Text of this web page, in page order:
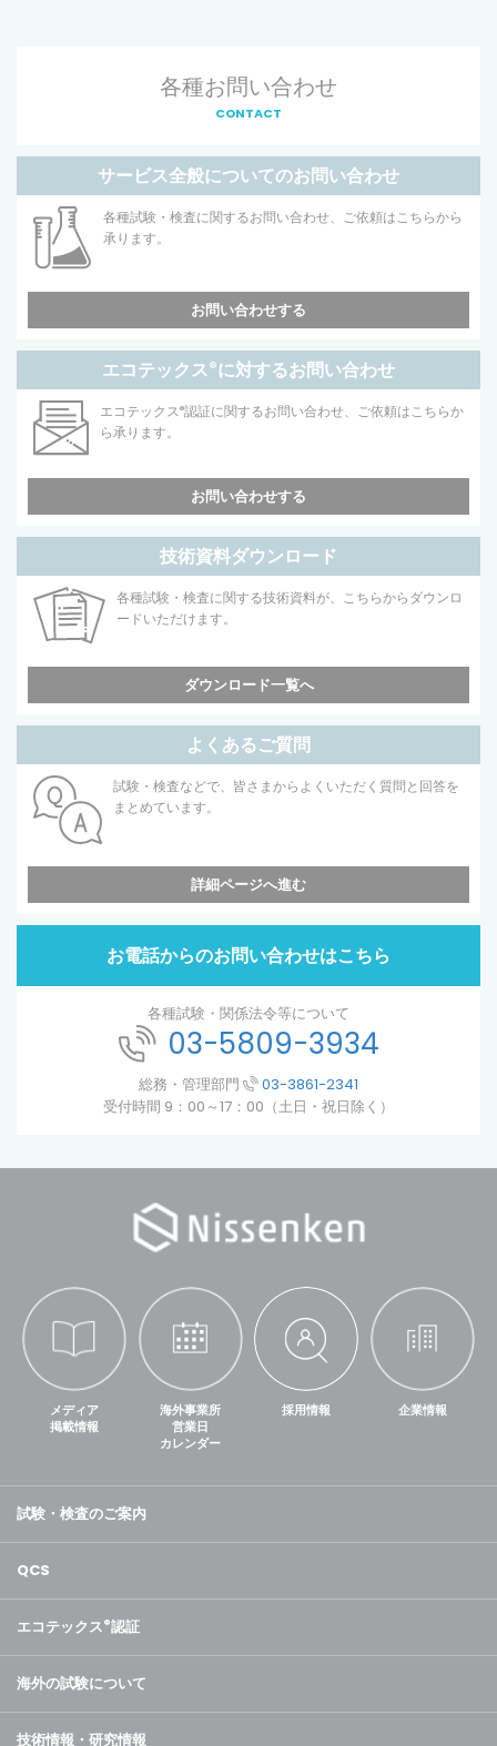
各種お問い合わせ
CONTACT
サービス全般についてのお問い合わせ
各種試験・検査に関するお問い合わせ、ご依頼はこちらから
承ります。
お問い合わせする
エコテックス®に対するお問い合わせ
エコテックス®認証に関するお問い合わせ、ご依頼はこちらか
ら承ります。
お問い合わせする
技術資料ダウンロード
各種試験・検査に関する技術資料が、こちらからダウンロ
ードいただけます。
ダウンロード一覧へ
よくあるご質問
試験・検査などで、皆さまからよくいただく質問と回答を
まとめています。
詳細ページへ進む
お電話からのお問い合わせはこちら
各種試験・関係法令等について
03-5809-3934
総務・管理部門
03-3861-2341
受付時間 9：00～17：00（土日・祝日除く）
メディア
掲載情報
海外事業所
営業日
カレンダー
採用情報 企業情報
試験・検査のご案内
QCS
エコテックス®認証
海外の試験について
技術情報・研究情報